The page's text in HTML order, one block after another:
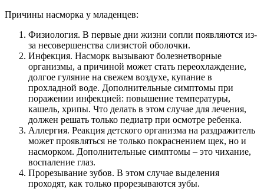
Причины насморка у младенцев:
Физиология. В первые дни жизни сопли появляются из-
за несовершенства слизистой оболочки.
Инфекция. Насморк вызывают болезнетворные
организмы, а причиной может стать переохлаждение,
долгое гуляние на свежем воздухе, купание в
прохладной воде. Дополнительные симптомы при
поражении инфекцией: повышение температуры,
кашель, хрипы. Что делать в этом случае для лечения,
должен решать только педиатр при осмотре ребенка.
Аллергия. Реакция детского организма на раздражитель
может проявляться не только покраснением щек, но и
насморком. Дополнительные симптомы – это чихание,
воспаление глаз.
Прорезывание зубов. В этом случае выделения
проходят, как только прорезываются зубы.